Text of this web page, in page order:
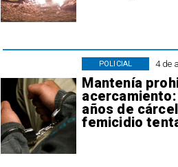
4 de
Mantenía
acercamiento:
años de
femicidio
POLICIAL